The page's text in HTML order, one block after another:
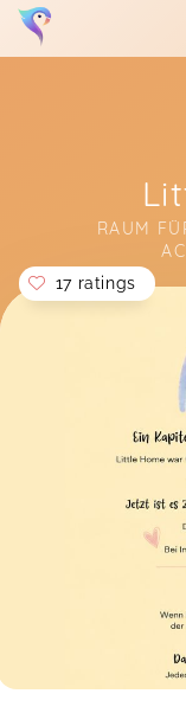
RAUM
Soon you will
17 ratings